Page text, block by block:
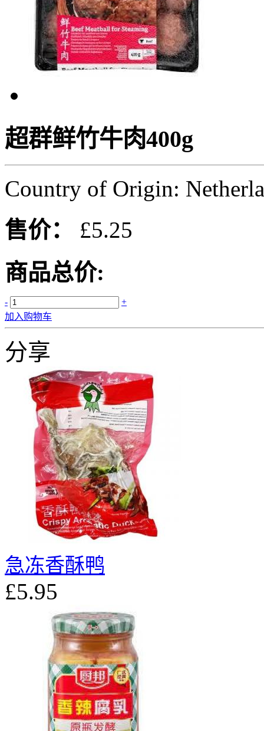
超群鲜竹牛肉400g
Country of Origin:
售价：
£5.25
商品总价:
-
+
加入购物车
分享
急冻香酥鸭
£5.95